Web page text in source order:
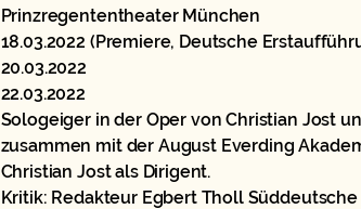
Prinzregententheater München
18.03.2022 (Premiere, Deutsche
20.03.2022
22.03.2022
Sologeiger in der Oper von Christian Jost
zusammen mit der August Everding
Christian Jost als Dirigent.
Kritik: Redakteur Egbert Tholl